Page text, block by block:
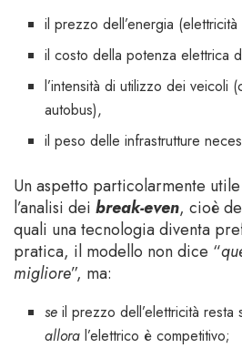
il prezzo dell’energia
il costo della potenza elettrica
l’intensità di utilizzo dei veicoli
autobus),
il peso delle infrastrutture
Un aspetto particolarmente
l’analisi dei break-even, cioè
quali una tecnologia diventa
pratica, il modello non dice “
migliore”, ma:
se il prezzo dell’elettricità
allora l’elettrico è competitivo;